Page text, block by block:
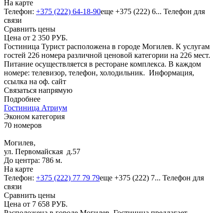
На карте
Телефон: +375 (222) 64-18-90еще +375 (222) 6... Телефон для
связи
Сравнить цены
Цена от 2 350 РУБ.
Гостиница Турист расположена в городе Могилев. К услугам
гостей 226 номера различной ценовой категории на 226 мест.
Питание осуществляется в ресторане комплекса. В каждом
номере: телевизор, телефон, холодильник. Информация,
ссылка на оф. сайт
Связаться напрямую
Подробнее
Гостиница Атриум
Эконом категория
70 номеров
Могилев,
ул. Первомайская д.57
До центра: 786 м.
На карте
Телефон: +375 (222) 77 79 79еще +375 (222) 7... Телефон для
связи
Сравнить цены
Цена от 7 658 РУБ.